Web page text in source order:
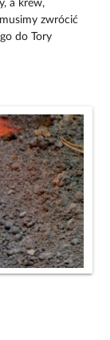
a krew,
zwrócić
do Tory